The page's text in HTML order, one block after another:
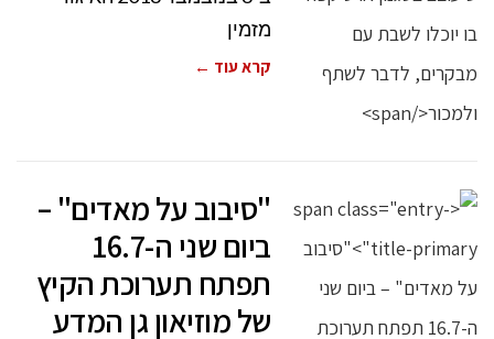
מזמין
קרא עוד ←
"סיבוב על מאדים" –
ביום שני ה-16.7
תפתח תערוכת הקיץ
של מוזיאון גן המדע